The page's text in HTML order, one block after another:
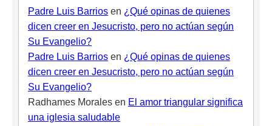
Padre Luis Barrios en ¿Qué opinas de quienes
dicen creer en Jesucristo, pero no actúan según
Su Evangelio?
Padre Luis Barrios en ¿Qué opinas de quienes
dicen creer en Jesucristo, pero no actúan según
Su Evangelio?
Radhames Morales en El amor triangular significa
una iglesia saludable